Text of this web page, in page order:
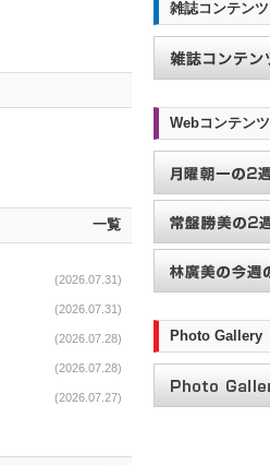
一覧
(2026.07.31)
(2026.07.31)
(2026.07.28)
(2026.07.28)
(2026.07.27)
雑誌コンテンツ
Webコンテンツ
Photo Gallery